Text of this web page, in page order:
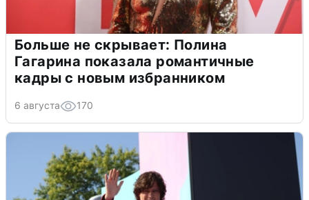
Больше не скрывает: Полина
Гагарина показала романтичные
кадры с новым избранником
6 августа 170